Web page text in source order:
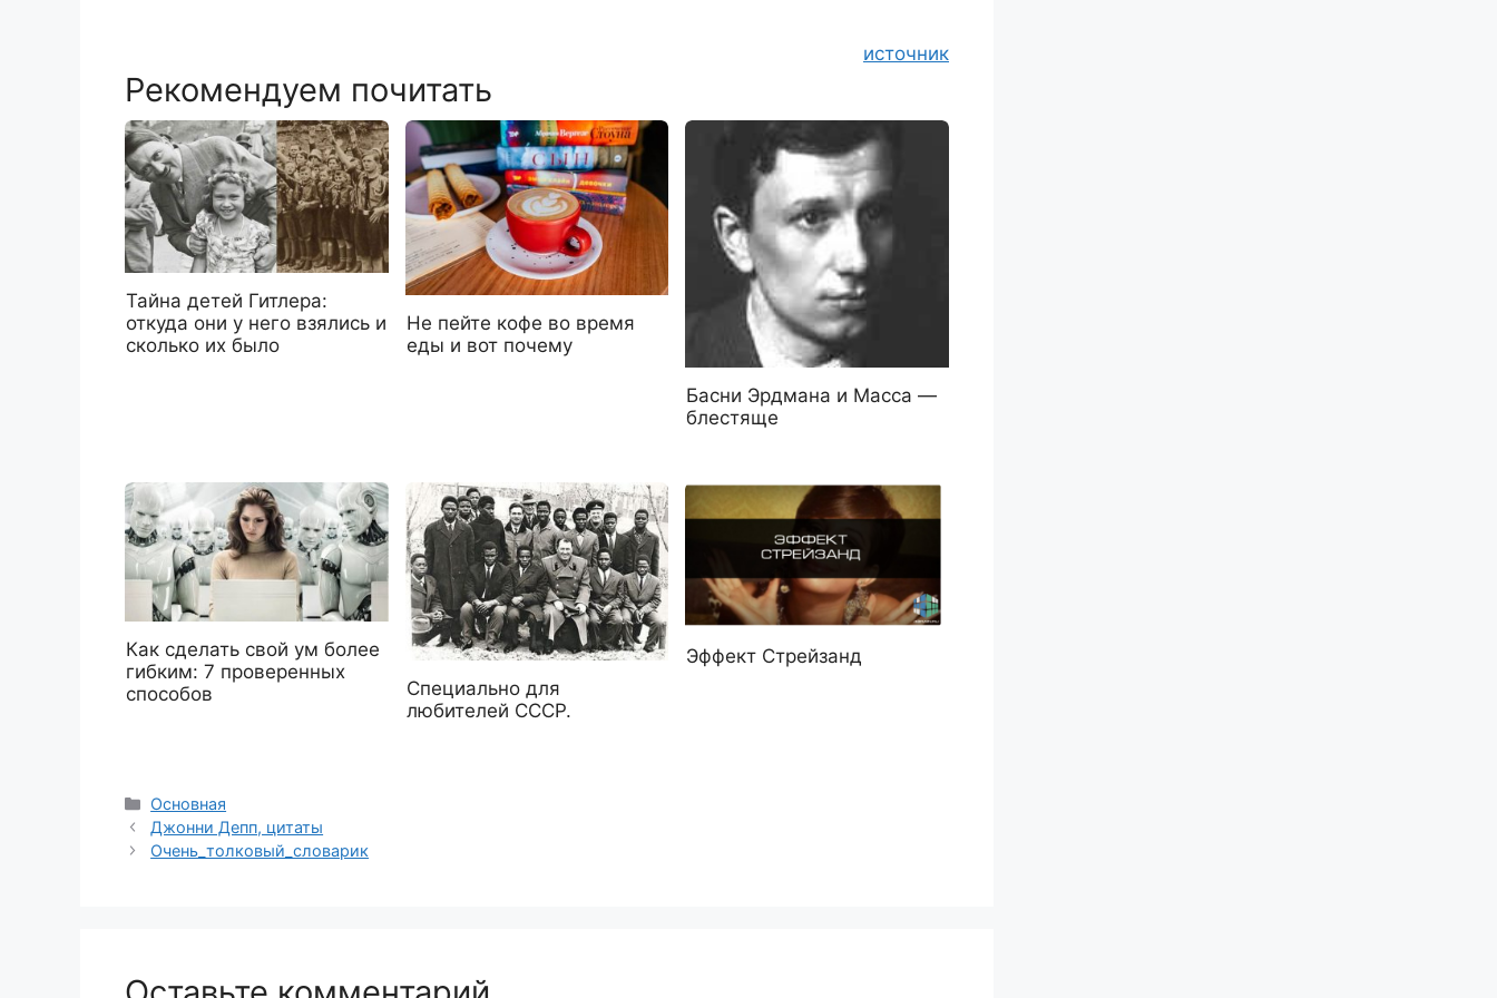
источник
Рекомендуем почитать
Тайна детей Гитлера:
откуда они у него взялись и
сколько их было
Не пейте кофе во время
еды и вот почему
Басни Эрдмана и Масса —
блестяще
Как сделать свой ум более
гибким: 7 проверенных
способов
Специально для
любителей СССР.
Эффект Стрейзанд
Рубрики
Основная
Джонни Депп, цитаты
Очень_толковый_словарик